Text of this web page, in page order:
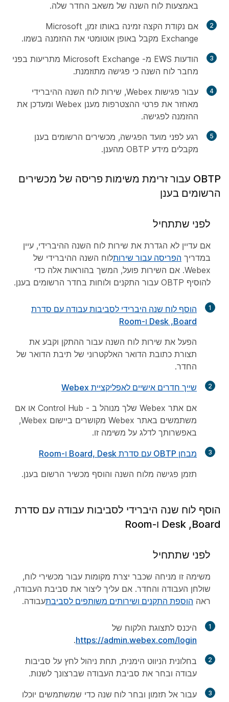
באמצעות לוח השנה של משאב החדר שלה.
אם נקודת הקצה זמינה באותו זמן, Microsoft
Exchange מקבל באופן אוטומטי את ההזמנה בשמו.
הודעות EWS מ- Microsoft Exchange מתריעות בפני
מחבר לוח השנה כי פגישה מתוזמנת.
עבור פגישות Webex, שירות לוח השנה ההיברידי
מאחזר את פרטי ההצטרפות מענן Webex ומעדכן את
ההזמנה לפגישה.
רגע לפני מועד הפגישה, מכשירים הרשומים בענן
מקבלים מידע OBTP מהענן.
OBTP עבור זרימת משימות פריסה של מכשירים
הרשומים בענן
לפני שתתחיל
אם עדיין לא הגדרת את שירות לוח השנה ההיברידי, עיין
במדריך הפריסה עבור שירותלוח השנה ההיברידי של
Webex. אם השירות פועל, המשך בהוראות אלה כדי
להוסיף OBTP עבור התקנים ולוחות בחדר הרשומים בענן.
1
הוסף לוח שנה היברידי לסביבות עבודה עם סדרת
Board, ‏Desk ו-Room
הפעל את שירות לוח השנה עבור ההתקן וקבע את
תצורת כתובת הדואר האלקטרוני של תיבת הדואר של
החדר.
2
שייך חדרים אישיים לאפליקציית Webex
אם אתר Webex שלך מנוהל ב - Control Hub או אם
משתמשים באתר Webex מקושרים ביישום Webex,
באפשרותך לדלג על משימה זו.
3
מבחן OBTP עם סדרת Board, Desk ו-Room
תזמן פגישה מלוח השנה והוסף מכשיר הרשום בענן.
הוסף לוח שנה היברידי לסביבות עבודה עם סדרת
Board, ‏Desk ו-Room
לפני שתתחיל
משימה זו מניחה שכבר יצרת מקומות עבור מכשירי לוח,
שולחן העבודה והחדר. אם עליך ליצור את סביבת העבודה,
ראה הוספת התקנים ושירותים משותפים לסביבתעבודה.
1
היכנס לתצוגת הלקוח של
https://admin.webex.com/login
.
2 בחלונית הניווט הימנית, תחת ניהול לחץ על סביבות
עבודה ובחר את סביבת העבודה שברצונך לשנות.
3 עבור אל תזמון ובחר לוח שנה כדי שמשתמשים יוכלו